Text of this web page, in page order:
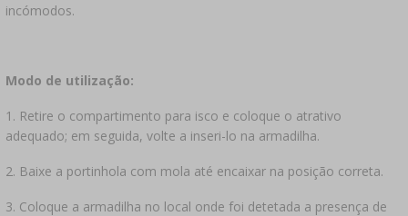
incómodos.
Modo de utilização:
1. Retire o compartimento para isco e coloque o atrativo
adequado; em seguida, volte a inseri-lo na armadilha.
2. Baixe a portinhola com mola até encaixar na posição correta.
3. Coloque a armadilha no local onde foi detetada a presença de